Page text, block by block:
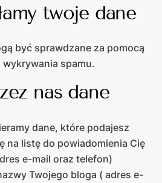
twoje dane
być sprawdzane za pomocą
spamu.
nas dane
dane, które podajesz
na listę do powiadomienia Cię
e-mail oraz telefon)
Twojego bloga ( adres e-